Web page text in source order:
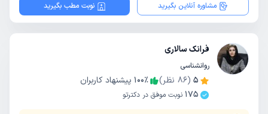
مشاوره آنلاین بگیرید نوبت مطب بگیرید
فرانک سالاری
روانشناسی
5
(
86 نظر) 100٪
پیشنهاد کاربران
175 نوبت موفق در دکترتو